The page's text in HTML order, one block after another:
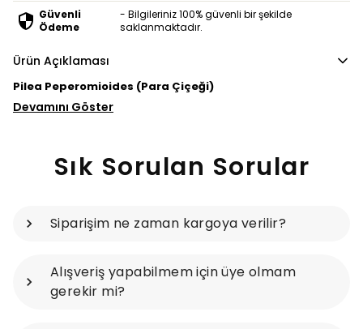
Güvenli
Ödeme
- Bilgileriniz 100% güvenli bir şekilde
saklanmaktadır.
Ürün Açıklaması
Pilea Peperomioides (Para Çiçeği)
Devamını Göster
Sık Sorulan Sorular
Siparişim ne zaman kargoya verilir?
Alışveriş yapabilmem için üye olmam
gerekir mi?